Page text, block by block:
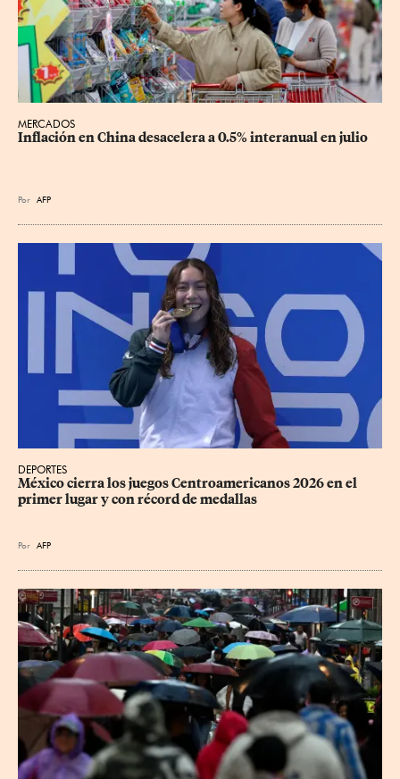
MERCADOS
Inflación en China desacelera a 0.5% interanual en julio
Por AFP
DEPORTES
México cierra los juegos Centroamericanos 2026 en el
primer lugar y con récord de medallas
Por AFP